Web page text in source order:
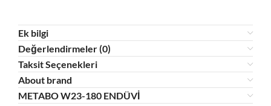
Ek bilgi
Değerlendirmeler (0)
Taksit Seçenekleri
About brand
METABO W23-180 ENDÜVİ